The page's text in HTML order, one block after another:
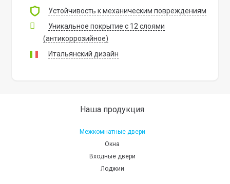
Устойчивость к механическим повреждениям
Уникальное покрытие с 12 слоями
(антикоррозийное)
Итальянский дизайн
Наша продукция
Межкомнатные двери
Окна
Входные двери
Лоджии